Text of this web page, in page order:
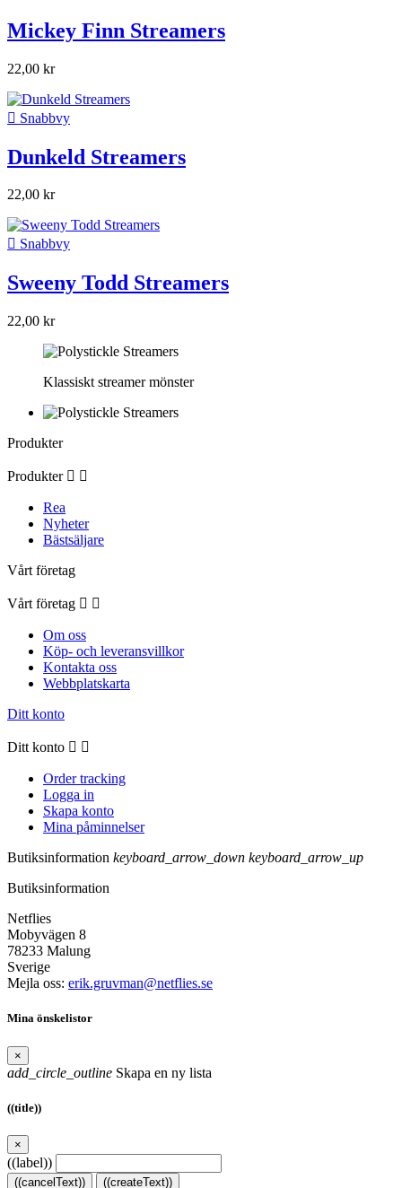
Mickey Finn Streamers
22,00 kr
 Snabbvy
Dunkeld Streamers
22,00 kr
 Snabbvy
Sweeny Todd Streamers
22,00 kr
Klassiskt streamer mönster
Produkter
Produkter  
Rea
Nyheter
Bästsäljare
Vårt företag
Vårt företag  
Om oss
Köp- och leveransvillkor
Kontakta oss
Webbplatskarta
Ditt konto
Ditt konto  
Order tracking
Logga in
Skapa konto
Mina påminnelser
Butiksinformation keyboard_arrow_down keyboard_arrow_up
Butiksinformation
Netflies
Mobyvägen 8
78233 Malung
Sverige
Mejla oss: erik.gruvman@netflies.se
Mina önskelistor
×
add_circle_outline Skapa en ny lista
((title))
×
((label))
((cancelText)) ((createText))